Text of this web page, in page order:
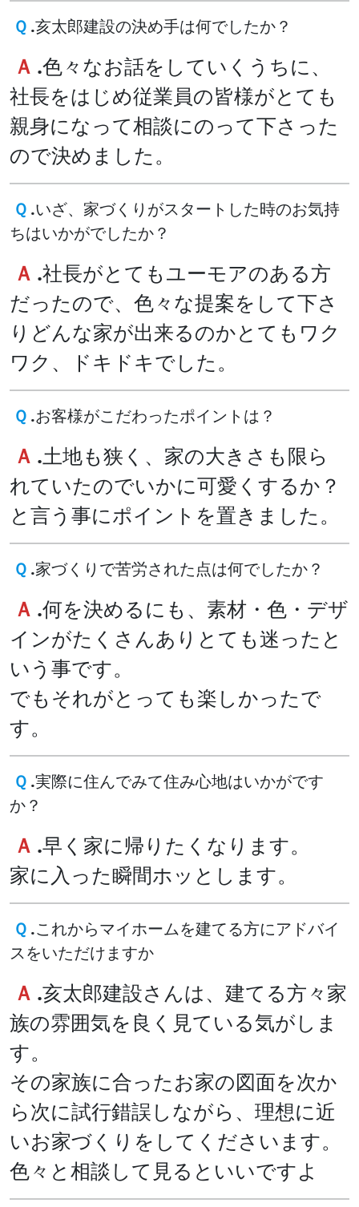
Ｑ .亥太郎建設の決め手は何でしたか？
Ａ .色々なお話をしていくうちに、
社長をはじめ従業員の皆様がとても
親身になって相談にのって下さった
ので決めました。
Ｑ .いざ、家づくりがスタートした時のお気持
ちはいかがでしたか？
Ａ .社長がとてもユーモアのある方
だったので、色々な提案をして下さ
りどんな家が出来るのかとてもワク
ワク、ドキドキでした。
Ｑ .お客様がこだわったポイントは？
Ａ .土地も狭く、家の大きさも限ら
れていたのでいかに可愛くするか？
と言う事にポイントを置きました。
Ｑ .家づくりで苦労された点は何でしたか？
Ａ .何を決めるにも、素材・色・デザ
インがたくさんありとても迷ったと
いう事です。
でもそれがとっても楽しかったで
す。
Ｑ .実際に住んでみて住み心地はいかがです
か？
Ａ .早く家に帰りたくなります。
家に入った瞬間ホッとします。
Ｑ .これからマイホームを建てる方にアドバイ
スをいただけますか
Ａ .亥太郎建設さんは、建てる方々家
族の雰囲気を良く見ている気がしま
す。
その家族に合ったお家の図面を次か
ら次に試行錯誤しながら、理想に近
いお家づくりをしてくださいます。
色々と相談して見るといいですよ